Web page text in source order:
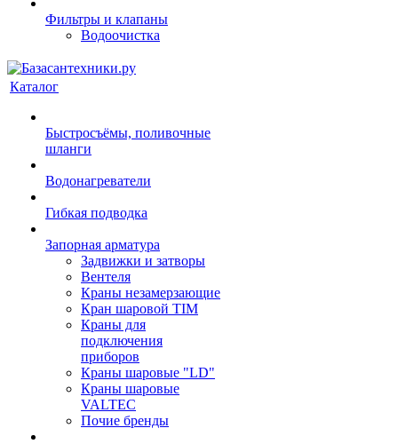
Фильтры и клапаны
Водоочистка
Каталог
Быстросъёмы, поливочные
шланги
Водонагреватели
Гибкая подводка
Запорная арматура
Задвижки и затворы
Вентеля
Краны незамерзающие
Кран шаровой TIM
Краны для
подключения
приборов
Краны шаровые "LD"
Краны шаровые
VALTEC
Почие бренды